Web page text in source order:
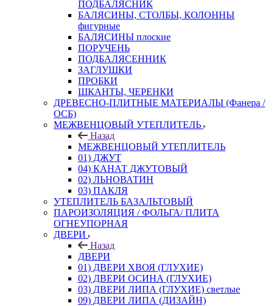
ПОДБАЛЯСНИК
БАЛЯСИНЫ, СТОЛБЫ, КОЛОННЫ
фигурные
БАЛЯСИНЫ плоские
ПОРУЧЕНЬ
ПОДБАЛЯСЕННИК
ЗАГЛУШКИ
ПРОБКИ
ШКАНТЫ, ЧЕРЕНКИ
ДРЕВЕСНО-ПЛИТНЫЕ МАТЕРИАЛЫ (Фанера /
ОСБ)
МЕЖВЕНЦОВЫЙ УТЕПЛИТЕЛЬ
Назад
МЕЖВЕНЦОВЫЙ УТЕПЛИТЕЛЬ
01) ДЖУТ
04) КАНАТ ДЖУТОВЫЙ
02) ЛЬНОВАТИН
03) ПАКЛЯ
УТЕПЛИТЕЛЬ БАЗАЛЬТОВЫЙ
ПАРОИЗОЛЯЦИЯ / ФОЛЬГА/ ПЛИТА
ОГНЕУПОРНАЯ
ДВЕРИ
Назад
ДВЕРИ
01) ДВЕРИ ХВОЯ (ГЛУХИЕ)
02) ДВЕРИ ОСИНА (ГЛУХИЕ)
03) ДВЕРИ ЛИПА (ГЛУХИЕ) светлые
09) ДВЕРИ ЛИПА (ДИЗАЙН)